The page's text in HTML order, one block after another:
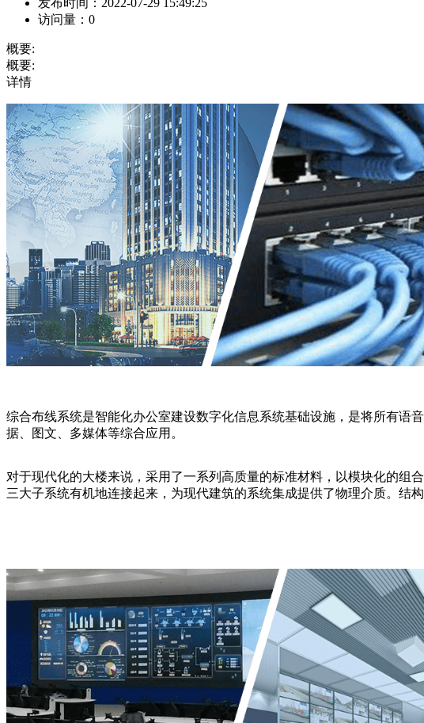
发布时间： 2022-07-29 15:49:25
访问量： 0
概要:
概要:
详情
综合布线系统是智能化办公室建设数字化信息系统基础设施，是将所有语
据、图文、多媒体等综合应用。
对于现代化的大楼来说，采用了一系列高质量的标准材料，以模块化的组
三大子系统有机地连接起来，为现代建筑的系统集成提供了物理介质。结